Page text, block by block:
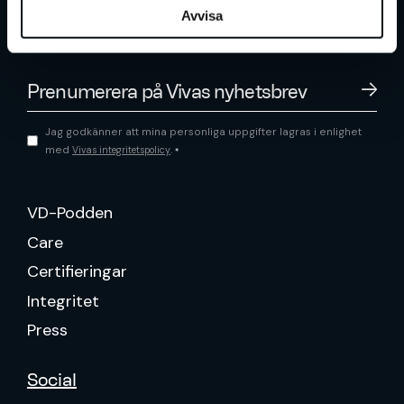
Avvisa
Jag godkänner att mina personliga uppgifter lagras i enlighet
med Vivas integritetspolicy. *
VD-Podden
Care
Certifieringar
Integritet
Press
Social